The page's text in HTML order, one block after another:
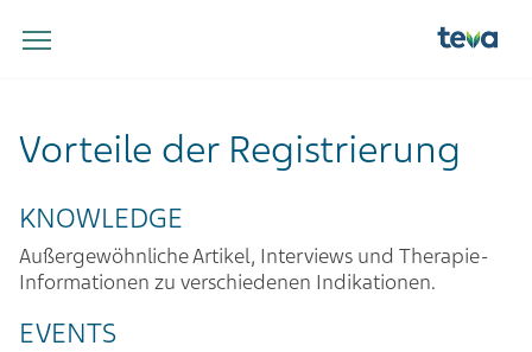
Vorteile der Registrierung
KNOWLEDGE
Außergewöhnliche Artikel, Interviews und Therapie-
Informationen zu verschiedenen Indikationen.
EVENTS